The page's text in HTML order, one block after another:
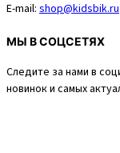
E-mail: shop@kidsbik.ru
МЫ В СОЦСЕТЯХ
Следите за нами в
новинок и самых